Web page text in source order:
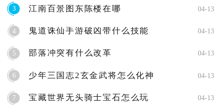
3 江南百景图东陈楼在哪 04-13
4 鬼道诛仙手游破凶带什么技能 04-13
5 部落冲突有什么改革 04-13
6 少年三国志2玄金武将怎么化神 04-13
7 宝藏世界无头骑士宝石怎么玩 04-13